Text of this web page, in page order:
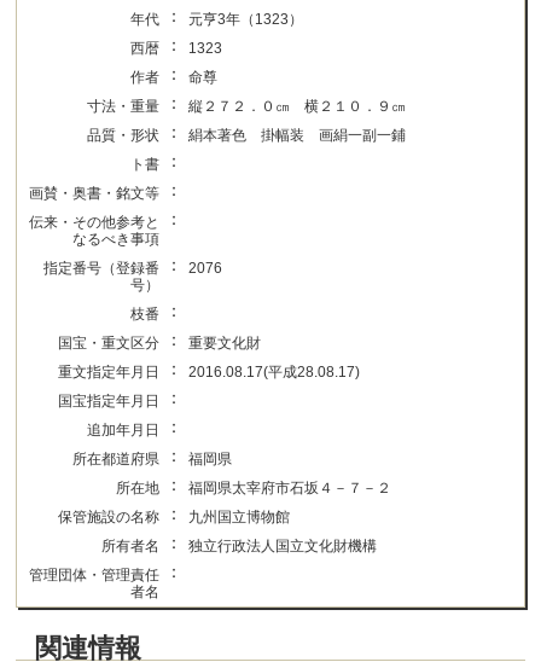
年代
：
元亨3年（1323）
西暦
：
1323
作者
：
命尊
寸法・重量
：
縦２７２．０㎝ 横２１０．９㎝
品質・形状
：
絹本著色 掛幅装 画絹一副一鋪
ト書
：
画賛・奥書・銘文等 ：
伝来・その他参考と
なるべき事項
：
指定番号（登録番
号）
： 2076
枝番 ：
国宝・重文区分 ：
重要文化財
重文指定年月日
：
2016.08.17(平成28.08.17)
国宝指定年月日
：
追加年月日 ：
所在都道府県 ：
福岡県
所在地
：
福岡県太宰府市石坂４－７－２
保管施設の名称
：
九州国立博物館
所有者名
：
独立行政法人国立文化財機構
管理団体・管理責任
者名
：
関連情報